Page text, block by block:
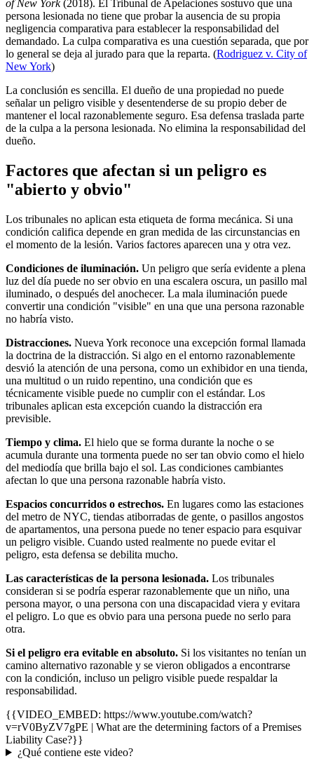
of New York(2018). El Tribunal de Apelaciones sostuvo que una
persona lesionada no tiene que probar la ausencia de su propia
negligencia comparativa para establecer la responsabilidad del
demandado. La culpa comparativa es una cuestión separada, que por
lo general se deja al jurado para que la reparta. (Rodriguez v. City of
New York)
La conclusión es sencilla. El dueño de una propiedad no puede
señalar un peligro visible y desentenderse de su propio deber de
mantener el local razonablemente seguro. Esa defensa traslada parte
de la culpa a la persona lesionada. No elimina la responsabilidad del
dueño.
Factores que afectan si un peligro es
"abierto y obvio"
Los tribunales no aplican esta etiqueta de forma mecánica. Si una
condición califica depende en gran medida de las circunstancias en
el momento de la lesión. Varios factores aparecen una y otra vez.
Condiciones de iluminación. Un peligro que sería evidente a plena
luz del día puede no ser obvio en una escalera oscura, un pasillo mal
iluminado, o después del anochecer. La mala iluminación puede
convertir una condición "visible" en una que una persona razonable
no habría visto.
Distracciones. Nueva York reconoce una excepción formal llamada
la doctrina de la distracción. Si algo en el entorno razonablemente
desvió la atención de una persona, como un exhibidor en una tienda,
una multitud o un ruido repentino, una condición que es
técnicamente visible puede no cumplir con el estándar. Los
tribunales aplican esta excepción cuando la distracción era
previsible.
Tiempo y clima. El hielo que se forma durante la noche o se
acumula durante una tormenta puede no ser tan obvio como el hielo
del mediodía que brilla bajo el sol. Las condiciones cambiantes
afectan lo que una persona razonable habría visto.
Espacios concurridos o estrechos. En lugares como las estaciones
del metro de NYC, tiendas atiborradas de gente, o pasillos angostos
de apartamentos, una persona puede no tener espacio para esquivar
un peligro visible. Cuando usted realmente no puede evitar el
peligro, esta defensa se debilita mucho.
Las características de la persona lesionada. Los tribunales
consideran si se podría esperar razonablemente que un niño, una
persona mayor, o una persona con una discapacidad viera y evitara
el peligro. Lo que es obvio para una persona puede no serlo para
otra.
Si el peligro era evitable en absoluto. Si los visitantes no tenían un
camino alternativo razonable y se vieron obligados a encontrarse
con la condición, incluso un peligro visible puede respaldar la
responsabilidad.
{{VIDEO_EMBED: https://www.youtube.com/watch?
v=rV0ByZV7gPE | What are the determining factors of a Premises
Liability Case?}}
¿Qué contiene este video?